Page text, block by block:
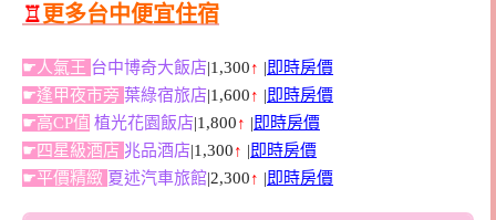
♖ 更多台中便宜住宿
☛人氣王 台中博奇大飯店|1,300↑ |即時房價
☛逢甲夜市旁 葉綠宿旅店|1,600↑ |即時房價
☛高CP值 植光花園飯店|1,800↑ |即時房價
☛四星級酒店 兆品酒店|1,300↑ |即時房價
☛平價精緻 夏述汽車旅館|2,300↑ |即時房價